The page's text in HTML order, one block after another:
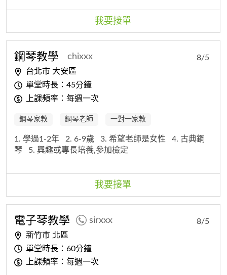
我要接單
鋼琴教學 chixxx
台北市 大安區
單堂時長：45分鐘
上課頻率：每週一次
8/5
鋼琴家教 鋼琴老師 一對一家教
1. 學過1-2年 2. 6-9歲 3. 希望老師是女性
4. 古典鋼
琴
5. 興趣或專長培養,參加檢定
我要接單
電子琴教學 sirxxx
新竹市 北區
單堂時長：60分鐘
上課頻率：每週一次
8/5